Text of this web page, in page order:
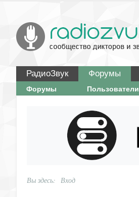
РадиоЗвук Форумы
Форумы Пользователи
Вы здесь: Вход